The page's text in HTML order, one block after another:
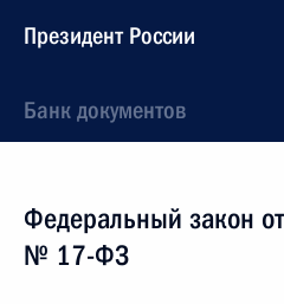
Президент России
Банк документов
Федеральный закон
№ 17-ФЗ